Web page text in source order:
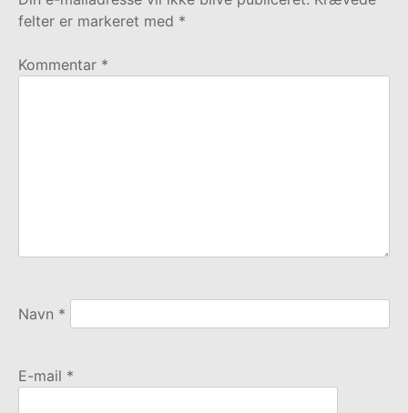
felter er markeret med *
Kommentar *
Navn *
E-mail *